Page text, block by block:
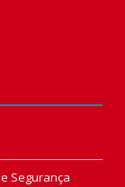
Segurança